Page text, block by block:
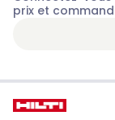
prix et